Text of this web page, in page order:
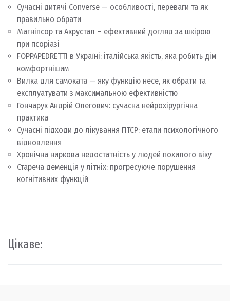
Сучасні дитячі Converse — особливості, переваги та як
правильно обрати
Магніпсор та Акрустал – ефективний догляд за шкірою
при псоріазі
FOPPAPEDRETTI в Україні: італійська якість, яка робить дім
комфортнішим
Вилка для самоката — яку функцію несе, як обрати та
експлуатувати з максимальною ефективністю
Гончарук Андрій Олегович: сучасна нейрохірургічна
практика
Сучасні підходи до лікування ПТСР: етапи психологічного
відновлення
Хронічна ниркова недостатність у людей похилого віку
Стареча деменція у літніх: прогресуюче порушення
когнітивних функцій
Цікаве: